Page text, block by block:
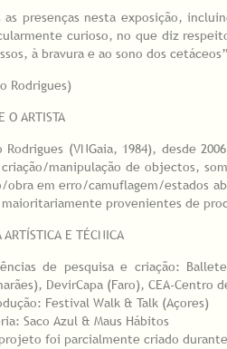
as presenças nesta exposição,
curioso, no que diz
à bravura e ao sono dos
Rodrigues)
O ARTISTA
Rodrigues (VNGaia, 1984), desde
manipulação de objectos,
obra em erro/camuflagem/estados
provenientes de
ARTÍSTICA E TÉCNICA
de pesquisa e criação:
DevirCapa (Faro), CEA-
Festival Walk & Talk (Açores)
Saco Azul & Maus Hábitos
foi parcialmente criado